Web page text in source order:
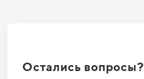
Остались вопросы?